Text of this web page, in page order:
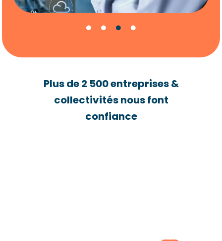
Plus de 2 500 entreprises &
collectivités nous font
confiance